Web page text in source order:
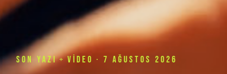
SON YAZI + VIDEO · 7 AĞUSTOS 2026